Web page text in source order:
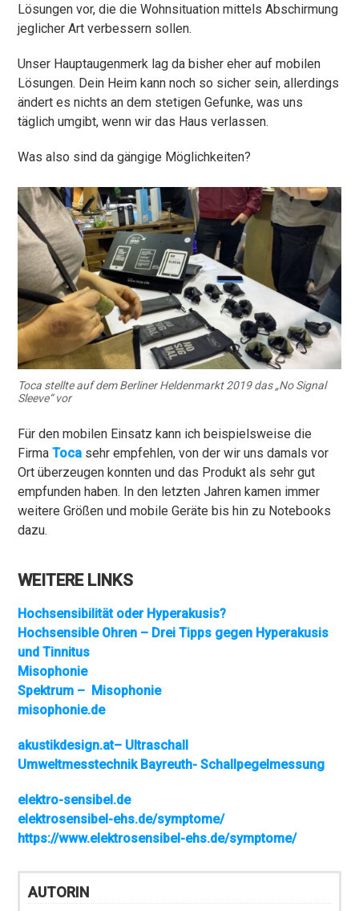
Lösungen vor, die die Wohnsituation mittels Abschirmung
jeglicher Art verbessern sollen.
Unser Hauptaugenmerk lag da bisher eher auf mobilen
Lösungen. Dein Heim kann noch so sicher sein, allerdings
ändert es nichts an dem stetigen Gefunke, was uns
täglich umgibt, wenn wir das Haus verlassen.
Was also sind da gängige Möglichkeiten?
Toca stellte auf dem Berliner Heldenmarkt 2019 das „No Signal
Sleeve“ vor
Für den mobilen Einsatz kann ich beispielsweise die
FirmaToca sehr empfehlen, von der wir uns damals vor
Ort überzeugen konnten und das Produkt als sehr gut
empfunden haben. In den letzten Jahren kamen immer
weitere Größen und mobile Geräte bis hin zu Notebooks
dazu.
WEITERE LINKS
Hochsensibilität oder Hyperakusis?
Hochsensible Ohren – Drei Tipps gegen Hyperakusis
und Tinnitus
Misophonie
Spektrum – Misophonie
misophonie.de
akustikdesign.at– Ultraschall
Umweltmesstechnik Bayreuth- Schallpegelmessung
elektro-sensibel.de
elektrosensibel-ehs.de/symptome/
https://www.elektrosensibel-ehs.de/symptome/
AUTORIN